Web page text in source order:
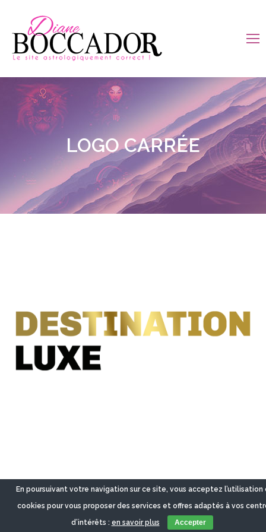
LOGO CARRÉE
En poursuivant votre navigation sur ce site, vous acceptez l’utilisation
cookies pour vous proposer des services et offres adaptés à vos
d’intérêts : en savoir plus Accepter